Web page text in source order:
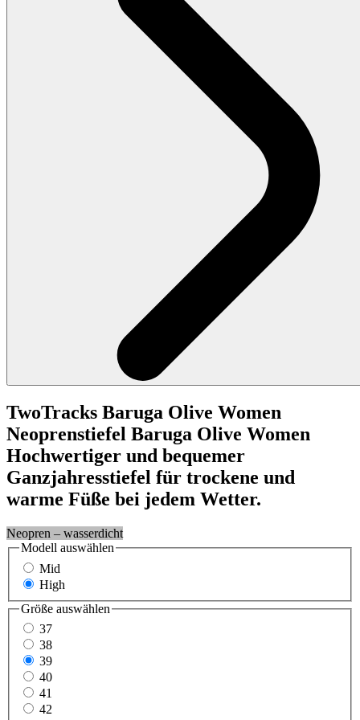
TwoTracks Baruga Olive Women
Neoprenstiefel Baruga Olive Women
Hochwertiger und bequemer
Ganzjahresstiefel für trockene und
warme Füße bei jedem Wetter.
Neopren – wasserdicht
Modell auswählen
Mid
High
Größe auswählen
37
38
39
40
41
42